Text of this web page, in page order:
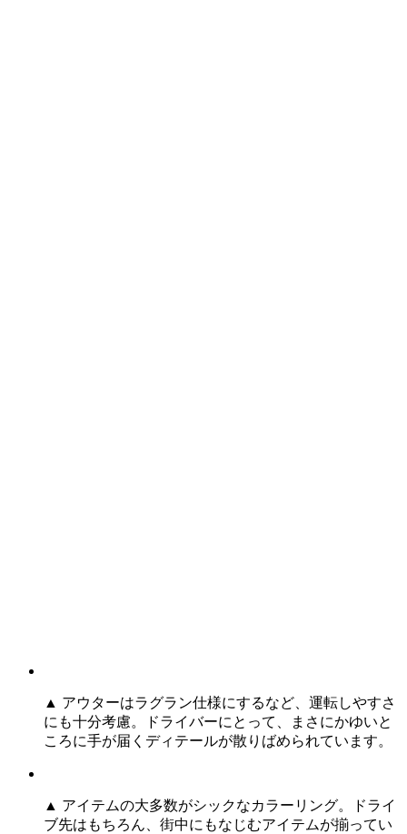
▲ アウターはラグラン仕様にするなど、運転しやすさ
にも十分考慮。ドライバーにとって、まさにかゆいと
ころに手が届くディテールが散りばめられています。
▲ アイテムの大多数がシックなカラーリング。ドライ
ブ先はもちろん、街中にもなじむアイテムが揃ってい